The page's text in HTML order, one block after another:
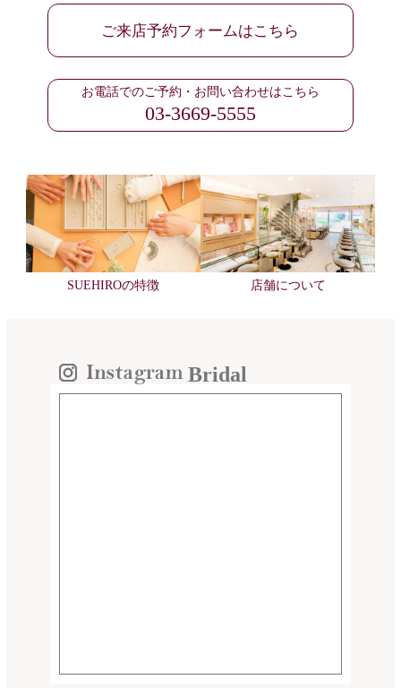
ご来店予約フォームはこちら
お電話でのご予約・お問い合わせはこちら
03-3669-5555
SUEHIROの特徴 店舗について
Bridal